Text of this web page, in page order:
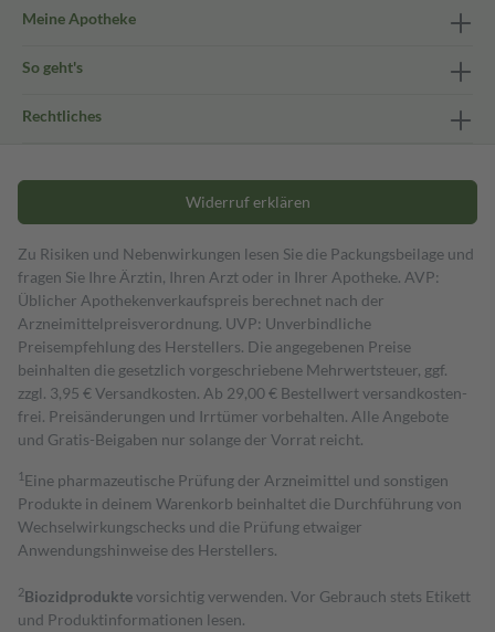
Meine Apotheke
So geht's
Rechtliches
Widerruf erklären
Zu Risiken und Nebenwirkungen lesen Sie die Packungsbeilage und
fragen Sie Ihre Ärztin, Ihren Arzt oder in Ihrer Apotheke. AVP:
Üblicher Apothekenverkaufspreis berechnet nach der
Arzneimittelpreisverordnung. UVP: Unverbindliche
Preisempfehlung des Herstellers. Die angegebenen Preise
beinhalten die gesetzlich vorgeschriebene Mehrwertsteuer, ggf.
zzgl. 3,95 € Versandkosten. Ab 29,00 € Bestell­wert versand­kosten­
frei. Preisänderungen und Irrtümer vorbehalten. Alle Angebote
und Gratis-Beigaben nur solange der Vorrat reicht.
1 Eine pharmazeutische Prüfung der Arzneimittel und sonstigen
Produkte in deinem Warenkorb beinhaltet die Durchführung von
Wechselwirkungschecks und die Prüfung etwaiger
Anwendungshinweise des Herstellers.
2Biozidproduktevorsichtig verwenden. Vor Gebrauch stets Etikett
und Produktinformationen lesen.